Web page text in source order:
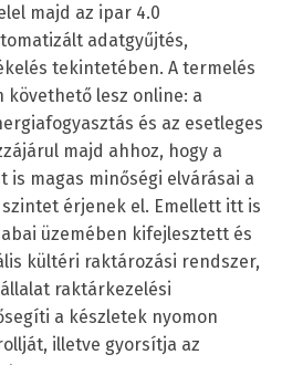
majd az ipar 4.0
adatgyűjtés,
tekintetében. A termelés
követhető lesz online: a
és az esetleges
majd ahhoz, hogy a
magas minőségi elvárásai a
érjenek el. Emellett itt is
üzemében kifejlesztett és
kültéri raktározási rendszer,
raktárkezelési
a készletek nyomon
illetve gyorsítja az